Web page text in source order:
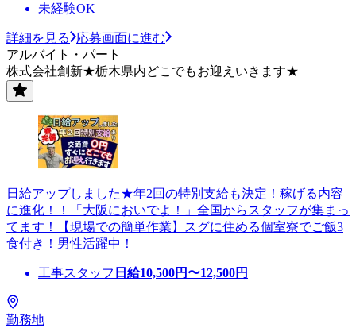
未経験OK
詳細を見る
応募画面に進む
アルバイト・パート
株式会社創新★栃木県内どこでもお迎えいきます★
日給アップしました★年2回の特別支給も決定！稼げる内容
に進化！！「大阪においでよ！」全国からスタッフが集まっ
てます！【現場での簡単作業】スグに住める個室寮でご飯3
食付き！男性活躍中！
工事スタッフ 日給10,500円〜12,500円
勤務地